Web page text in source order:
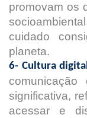
promovam os
cuidado
planeta.
6- Cultura
significativa,
acessar e